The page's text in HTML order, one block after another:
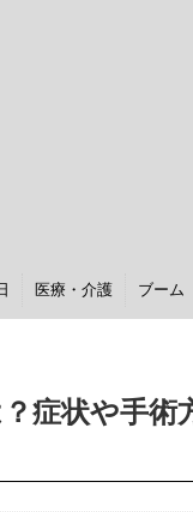
医療・介護 ブーム
症状や手術